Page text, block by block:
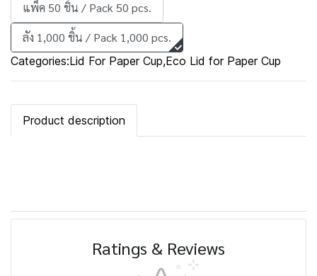
แพ็ค 50 ชิ้น / Pack 50 pcs.
ลัง 1,000 ชิ้น / Pack 1,000 pcs.
Categories:Lid For Paper Cup,Eco Lid for Paper Cup
Product description
Ratings & Reviews